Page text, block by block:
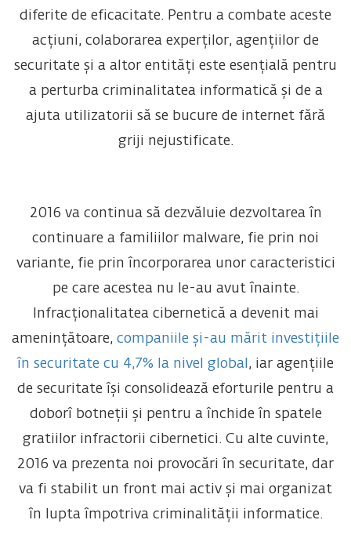
diferite de eficacitate. Pentru a combate aceste
acțiuni, colaborarea experților, agențiilor de
securitate și a altor entități este esențială pentru
a perturba criminalitatea informatică și de a
ajuta utilizatorii să se bucure de internet fără
griji nejustificate.
2016 va continua să dezvăluie dezvoltarea în
continuare a familiilor malware, fie prin noi
variante, fie prin încorporarea unor caracteristici
pe care acestea nu le-au avut înainte.
Infracționalitatea cibernetică a devenit mai
amenințătoare, companiile și-au mărit investițiile
în securitate cu 4,7% la nivel global , iar agențiile
de securitate își consolidează eforturile pentru a
doborî botneții și pentru a închide în spatele
gratiilor infractorii cibernetici. Cu alte cuvinte,
2016 va prezenta noi provocări în securitate, dar
va fi stabilit un front mai activ și mai organizat
în lupta împotriva criminalității informatice.